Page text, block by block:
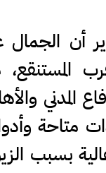
أن
المدني
متاحة
بسبب